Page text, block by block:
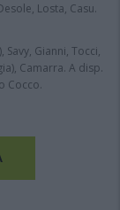
Losta, Casu.
Savy, Gianni, Tocci,
Camarra. A disp.
Cocco.